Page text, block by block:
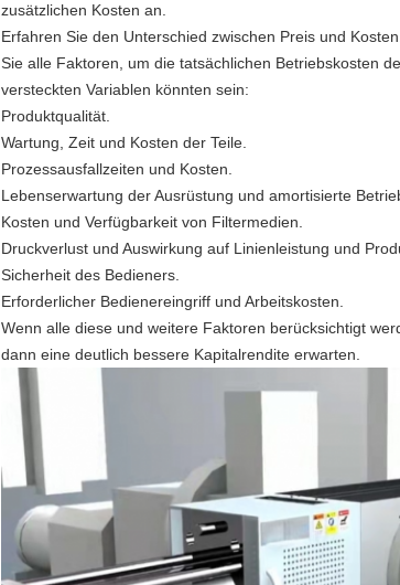
zusätzlichen Kosten an.
Erfahren Sie den Unterschied zwischen Preis und
Sie alle Faktoren, um die tatsächlichen Betriebskosten
versteckten Variablen könnten sein:
Produktqualität.
Wartung, Zeit und Kosten der Teile.
Prozessausfallzeiten und Kosten.
Lebenserwartung der Ausrüstung und amortisierte
Kosten und Verfügbarkeit von Filtermedien.
Druckverlust und Auswirkung auf Linienleistung und
Sicherheit des Bedieners.
Erforderlicher Bedienereingriff und Arbeitskosten.
Wenn alle diese und weitere Faktoren berücksichtigt
dann eine deutlich bessere Kapitalrendite erwarten.